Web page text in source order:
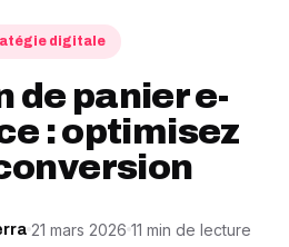
digitale
de panier e-
: optimisez
21 mars 2026 11 min de lecture